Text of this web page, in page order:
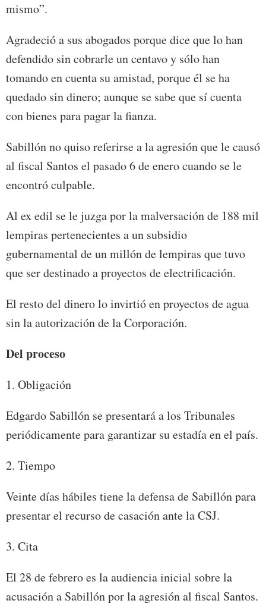
mismo”.
Agradeció a sus abogados porque dice que lo han
defendido sin cobrarle un centavo y sólo han
tomando en cuenta su amistad, porque él se ha
quedado sin dinero; aunque se sabe que sí cuenta
con bienes para pagar la fianza.
Sabillón no quiso referirse a la agresión que le causó
al fiscal Santos el pasado 6 de enero cuando se le
encontró culpable.
Al ex edil se le juzga por la malversación de 188 mil
lempiras pertenecientes a un subsidio
gubernamental de un millón de lempiras que tuvo
que ser destinado a proyectos de electrificación.
El resto del dinero lo invirtió en proyectos de agua
sin la autorización de la Corporación.
Del proceso
1. Obligación
Edgardo Sabillón se presentará a los Tribunales
periódicamente para garantizar su estadía en el país.
2. Tiempo
Veinte días hábiles tiene la defensa de Sabillón para
presentar el recurso de casación ante la CSJ.
3. Cita
El 28 de febrero es la audiencia inicial sobre la
acusación a Sabillón por la agresión al fiscal Santos.